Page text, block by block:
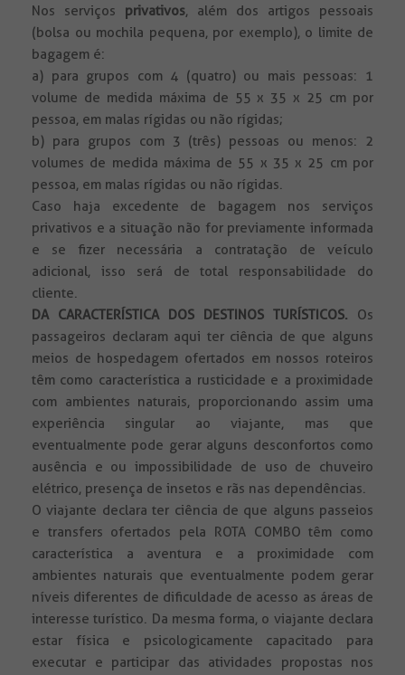
Nos serviços privativos, além dos artigos pessoais
(bolsa ou mochila pequena, por exemplo), o limite de
bagagem é:
a) para grupos com 4 (quatro) ou mais pessoas: 1
volume de medida máxima de 55 x 35 x 25 cm por
pessoa, em malas rígidas ou não rígidas;
b) para grupos com 3 (três) pessoas ou menos: 2
volumes de medida máxima de 55 x 35 x 25 cm por
pessoa, em malas rígidas ou não rígidas.
Caso haja excedente de bagagem nos serviços
privativos e a situação não for previamente informada
e se fizer necessária a contratação de veículo
adicional, isso será de total responsabilidade do
cliente.
DA CARACTERÍSTICA DOS DESTINOS TURÍSTICOS. Os
passageiros declaram aqui ter ciência de que alguns
meios de hospedagem ofertados em nossos roteiros
têm como característica a rusticidade e a proximidade
com ambientes naturais, proporcionando assim uma
experiência singular ao viajante, mas que
eventualmente pode gerar alguns desconfortos como
ausência e ou impossibilidade de uso de chuveiro
elétrico, presença de insetos e rãs nas dependências.
O viajante declara ter ciência de que alguns passeios
e transfers ofertados pela ROTA COMBO têm como
característica a aventura e a proximidade com
ambientes naturais que eventualmente podem gerar
níveis diferentes de dificuldade de acesso as áreas de
interesse turístico. Da mesma forma, o viajante declara
estar física e psicologicamente capacitado para
executar e participar das atividades propostas nos